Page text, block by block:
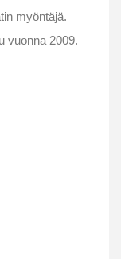
myöntäjä.
vuonna 2009.